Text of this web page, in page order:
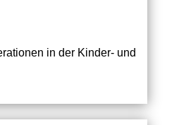
in der Kinder- und